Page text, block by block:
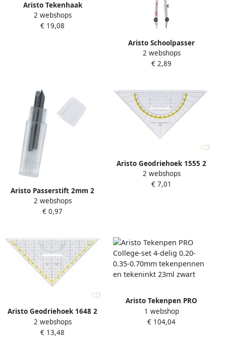
Aristo Tekenhaak
GeoCollege 75cm
transparant
2 webshops
€ 19,08
Aristo Schoolpasser
GeoCollege buigbaar been
met stiften
2 webshops
€ 2,89
Aristo Passerstift 2mm 2
stuks
2 webshops
€ 0,97
Aristo Geodriehoek 1555 2
225mm met greep
transparant
2 webshops
€ 7,01
Aristo Geodriehoek 1648 2
325mm met greep
transparant
2 webshops
€ 13,48
Aristo Tekenpen PRO
College-set 4-delig 0.20-
0.35-0.70mm tekenpennen
1 webshop
€ 104,04